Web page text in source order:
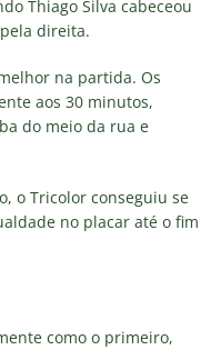
Thiago Silva cabeceou
direita.
na partida. Os
aos 30 minutos,
do meio da rua e
o Tricolor conseguiu se
no placar até o fim
como o primeiro,